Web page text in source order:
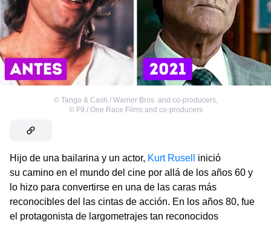
© Tango & Cash / Warner Bros. and co-producers,
© F9 / One Race Films and co-producers
Hijo de una bailarina y un actor, Kurt Rusell inició
su camino en el mundo del cine por allá de los años 60 y
lo hizo para convertirse en una de las caras más
reconocibles del las cintas de acción. En los años 80, fue
el protagonista de largometrajes tan reconocidos